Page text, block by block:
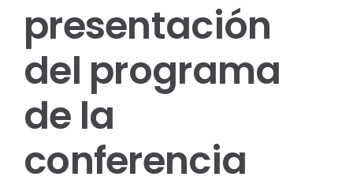
presentación
del programa
de la
conferencia